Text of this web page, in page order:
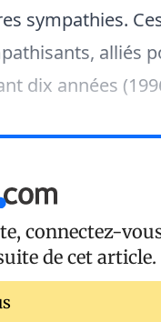
sympathies.
alliés
dix années
connectez-
de cet article.